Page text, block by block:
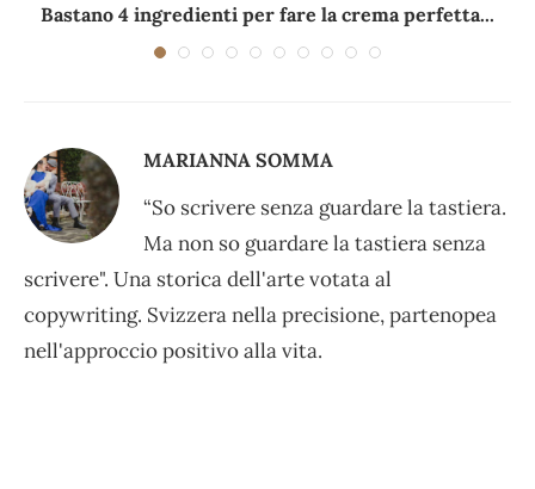
Bastano 4 ingredienti per fare la crema perfetta...
MARIANNA SOMMA
“So scrivere senza guardare la tastiera.
Ma non so guardare la tastiera senza
scrivere". Una storica dell'arte votata al
copywriting. Svizzera nella precisione, partenopea
nell'approccio positivo alla vita.